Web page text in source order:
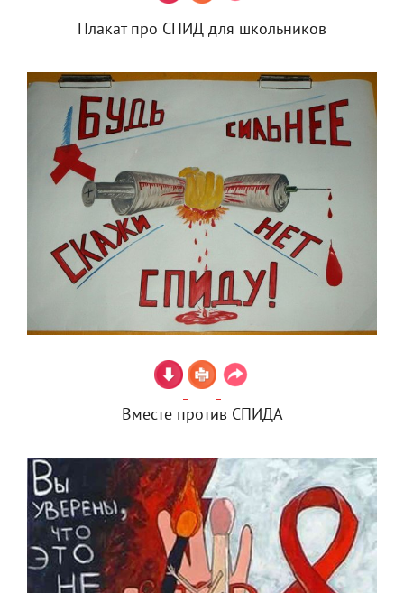
Плакат про СПИД для школьников
Вместе против СПИДА